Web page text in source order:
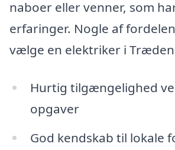
naboer eller venner, som
erfaringer. Nogle af
vælge en elektriker i
Hurtig tilgængelighed
opgaver
God kendskab til lokale